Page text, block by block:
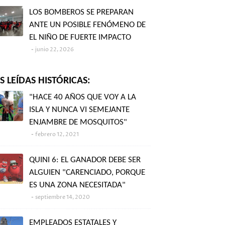
LOS BOMBEROS SE PREPARAN
ANTE UN POSIBLE FENÓMENO DE
EL NIÑO DE FUERTE IMPACTO
junio 22, 2026
LEÍDAS HISTÓRICAS:
"HACE 40 AÑOS QUE VOY A LA
ISLA Y NUNCA VI SEMEJANTE
ENJAMBRE DE MOSQUITOS"
febrero 12, 2021
QUINI 6: EL GANADOR DEBE SER
ALGUIEN "CARENCIADO, PORQUE
ES UNA ZONA NECESITADA"
septiembre 14, 2020
EMPLEADOS ESTATALES Y